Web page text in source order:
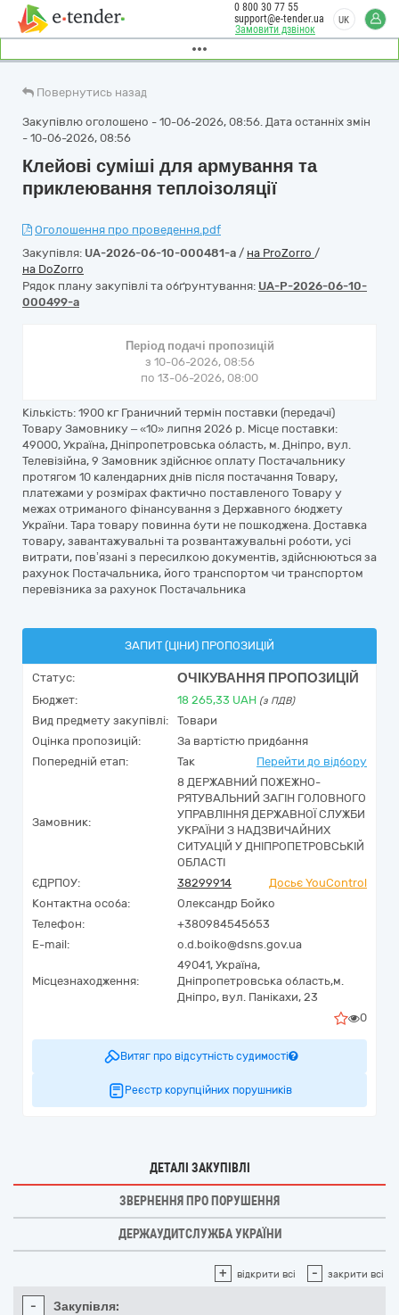
Замовити дзвінок
0 800 30 77 55
support@e-tender.ua
UK
Повернутись назад
Закупівлю оголошено - 10-06-2026, 08:56. Дата останніх змін
- 10-06-2026, 08:56
Клейові суміші для армування та
приклеювання теплоізоляції
Оголошення про проведення.pdf
Закупівля: UA-2026-06-10-000481-a / на ProZorro /
на DoZorro
Рядок плану закупівлі та обґрунтування: UA-P-2026-06-10-
000499-a
Період подачі пропозицій
з 10-06-2026, 08:56
по 13-06-2026, 08:00
Кількість: 1900 кг Граничний термін поставки (передачі)
Товару Замовнику – «10» липня 2026 р. Місце поставки:
49000, Україна, Дніпропетровська область, м. Дніпро, вул.
Телевізійна, 9 Замовник здійснює оплату Постачальнику
протягом 10 календарних днів після постачання Товару,
платежами у розмірах фактично поставленого Товару у
межах отриманого фінансування з Державного бюджету
України. Тара товару повинна бути не пошкоджена. Доставка
товару, завантажувальні та розвантажувальні роботи, усі
витрати, пов’язані з пересилкою документів, здійснюються за
рахунок Постачальника, його транспортом чи транспортом
перевізника за рахунок Постачальника
ЗАПИТ (ЦІНИ) ПРОПОЗИЦІЙ
Статус: ОЧІКУВАННЯ ПРОПОЗИЦІЙ
Бюджет: 18 265,33 UAH (з ПДВ)
Вид предмету закупівлі:
Товари
Оцінка пропозицій:
За вартістю придбання
Попередній етап:
Так Перейти до відбору
Замовник:
8 ДЕРЖАВНИЙ ПОЖЕЖНО-
РЯТУВАЛЬНИЙ ЗАГІН ГОЛОВНОГО
УПРАВЛІННЯ ДЕРЖАВНОЇ СЛУЖБИ
УКРАЇНИ З НАДЗВИЧАЙНИХ
СИТУАЦІЙ У ДНІПРОПЕТРОВСЬКІЙ
ОБЛАСТІ
ЄДРПОУ:
38299914
Досьє YouControl
Контактна особа:
Олександр Бойко
Телефон:
+380984545653
E-mail:
o.d.boiko@dsns.gov.ua
Місцезнаходження:
49041, Україна,
Дніпропетровська область,м.
Дніпро, вул. Панікахи, 23
0
Витяг про відсутність судимості
Реєстр корупційних порушників
ДЕТАЛІ ЗАКУПІВЛІ
ЗВЕРНЕННЯ ПРО ПОРУШЕННЯ
ДЕРЖАУДИТСЛУЖБА УКРАЇНИ
+ відкрити всі - закрити всі
- Закупівля: